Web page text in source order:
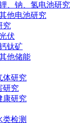
、钠、氢电池研究
他电池研究
究
伏
钛矿
他储能
体研究
研究
康研究
类检测